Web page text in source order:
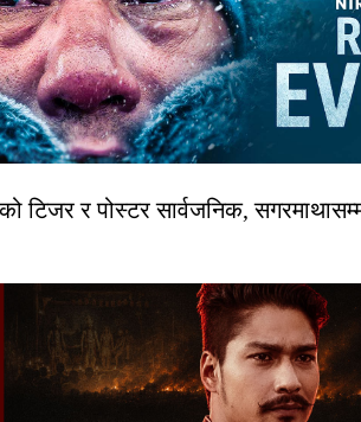
टिजर र पोस्टर सार्वजनिक,